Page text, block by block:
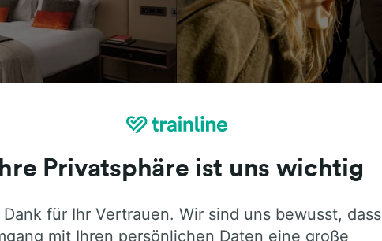
ehrliche Meinung von Trainline-Nutzern
Ihre Privatsphäre ist uns wichtig
für Ihr Vertrauen. Wir sind uns bewusst, dass
mit Ihren persönlichen Daten eine große